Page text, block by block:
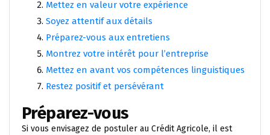
Mettez en valeur votre expérience
Soyez attentif aux détails
Préparez-vous aux entretiens
Montrez votre intérêt pour l’entreprise
Mettez en avant vos compétences linguistiques
Restez positif et persévérant
Préparez-vous
Si vous envisagez de postuler au Crédit Agricole, il est